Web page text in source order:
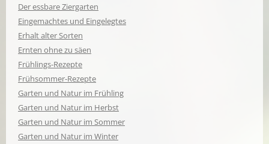
Der essbare Ziergarten
Eingemachtes und Eingelegtes
Erhalt alter Sorten
Ernten ohne zu säen
Frühlings-Rezepte
Frühsommer-Rezepte
Garten und Natur im Frühling
Garten und Natur im Herbst
Garten und Natur im Sommer
Garten und Natur im Winter